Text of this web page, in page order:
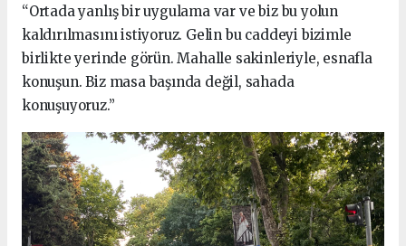
“Ortada yanlış bir uygulama var ve biz bu yolun
kaldırılmasını istiyoruz. Gelin bu caddeyi bizimle
birlikte yerinde görün. Mahalle sakinleriyle, esnafla
konuşun. Biz masa başında değil, sahada
konuşuyoruz.”